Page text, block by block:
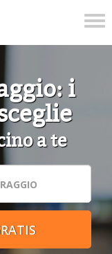
i
a te